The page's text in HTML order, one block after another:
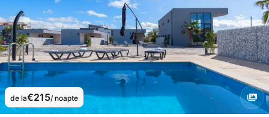
de la€215/ noapte